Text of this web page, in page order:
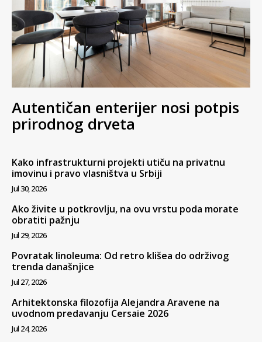
Autentičan enterijer nosi potpis
prirodnog drveta
Kako infrastrukturni projekti utiču na privatnu
imovinu i pravo vlasništva u Srbiji
Jul 30, 2026
Ako živite u potkrovlju, na ovu vrstu poda morate
obratiti pažnju
Jul 29, 2026
Povratak linoleuma: Od retro klišea do održivog
trenda današnjice
Jul 27, 2026
Arhitektonska filozofija Alejandra Aravene na
uvodnom predavanju Cersaie 2026
Jul 24, 2026